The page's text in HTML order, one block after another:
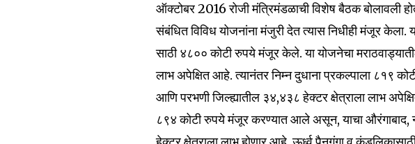
ऑक्टोबर 2016 रोजी मंत्रिमंडळाची विशेष बैठक बोलावली
संबंधित विविध योजनांना मंजुरी देत त्यास निधीही मंजूर केला.
साठी ४८०० कोटी रुपये मंजूर केले. या योजनेचा
लाभ अपेक्षित आहे. त्यानंतर निम्न दुधाना प्रकल्पाला ८१९
आणि परभणी जिल्ह्यातील ३४,४३८ हेक्टर क्षेत्राला लाभ
८९४ कोटी रुपये मंजूर करण्यात आले असून, याचा औरंगाबाद,